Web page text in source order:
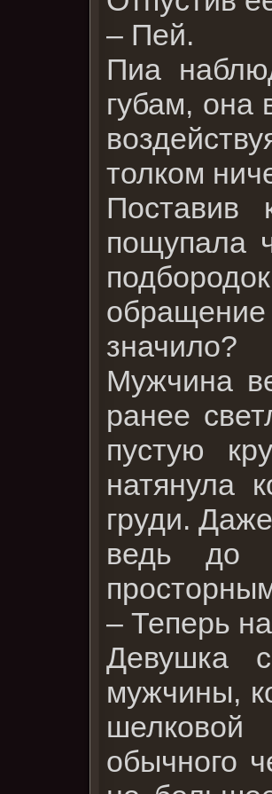
– Пей.
Пиа
губам, она
толком
Поставив
пощупала
значило?
Мужчина
ранее
пустую
натянула
груди.
ведь до
– Теперь
Девушка
мужчины,
обычного